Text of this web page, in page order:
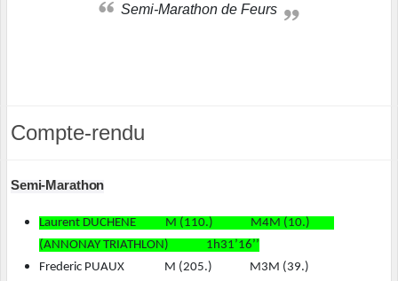
Semi-Marathon de Feurs
Compte-rendu
Semi-Marathon
Laurent DUCHENE M (110.) M4M (10.)
(ANNONAY TRIATHLON) 1h31’16’’
Frederic PUAUX M (205.) M3M (39.)